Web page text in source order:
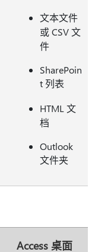
文本文件
或 CSV 文
件
SharePoin
t 列表
HTML 文
档
Outlook
文件夹
Access 桌面